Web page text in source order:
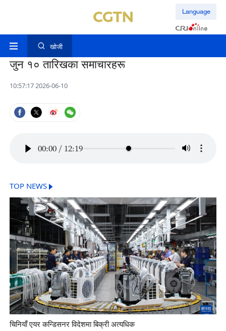
Language
खोजी
जुन १० तारिखका समाचारहरू
10:57:17 2026-06-10
00:00 / 12:19
TOP NEWS
चिनियाँ एयर कन्डिसनर विदेशमा बिक्री अत्यधिक